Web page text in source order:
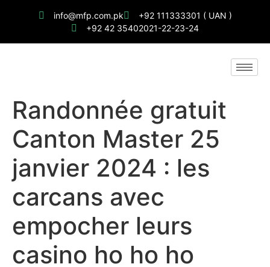
info@mfp.com.pk
+92 111333301 ( UAN )
+92 42 35402021-22-23-24
Randonnée gratuit
Canton Master 25
janvier 2024 : les
carcans avec
empocher leurs
casino ho ho ho